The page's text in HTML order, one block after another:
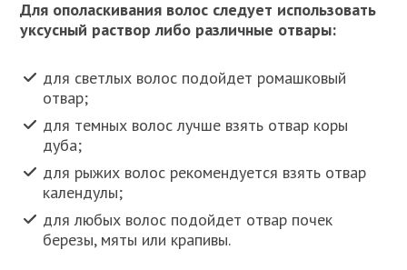
Для ополаскивания волос следует использовать
уксусный раствор либо различные отвары:
для светлых волос подойдет ромашковый
отвар;
для темных волос лучше взять отвар коры
дуба;
для рыжих волос рекомендуется взять отвар
календулы;
для любых волос подойдет отвар почек
березы, мяты или крапивы.